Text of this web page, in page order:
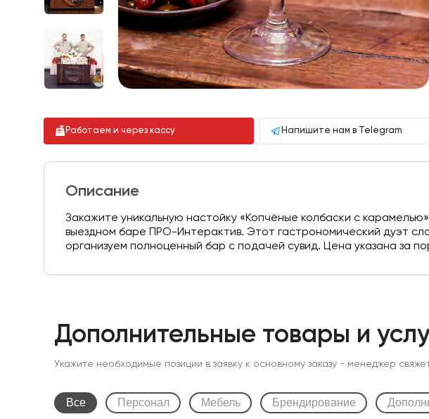
Работаем и через кассу Напишите нам в Telegram
Описание
Закажите уникальную настойку «Копчёные колбаски с
выездном баре ПРО-Интерактив. Этот гастрономический дуэт
организуем полноценный бар с подачей сувид. Цена указана за
Дополнительные товары и
Укажите необходимые позиции в заявку к основному заказу - менеджер
Все Персонал Мебель Брендирование